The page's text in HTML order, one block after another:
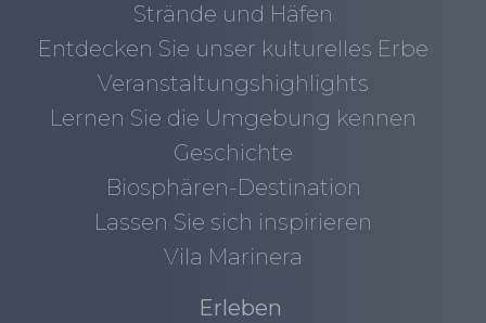
Strände und Häfen
Entdecken Sie unser kulturelles Erbe
Veranstaltungshighlights
Lernen Sie die Umgebung kennen
Geschichte
Biosphären-Destination
Lassen Sie sich inspirieren
Vila Marinera
Erleben